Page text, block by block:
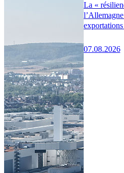
La «
07.08.2026